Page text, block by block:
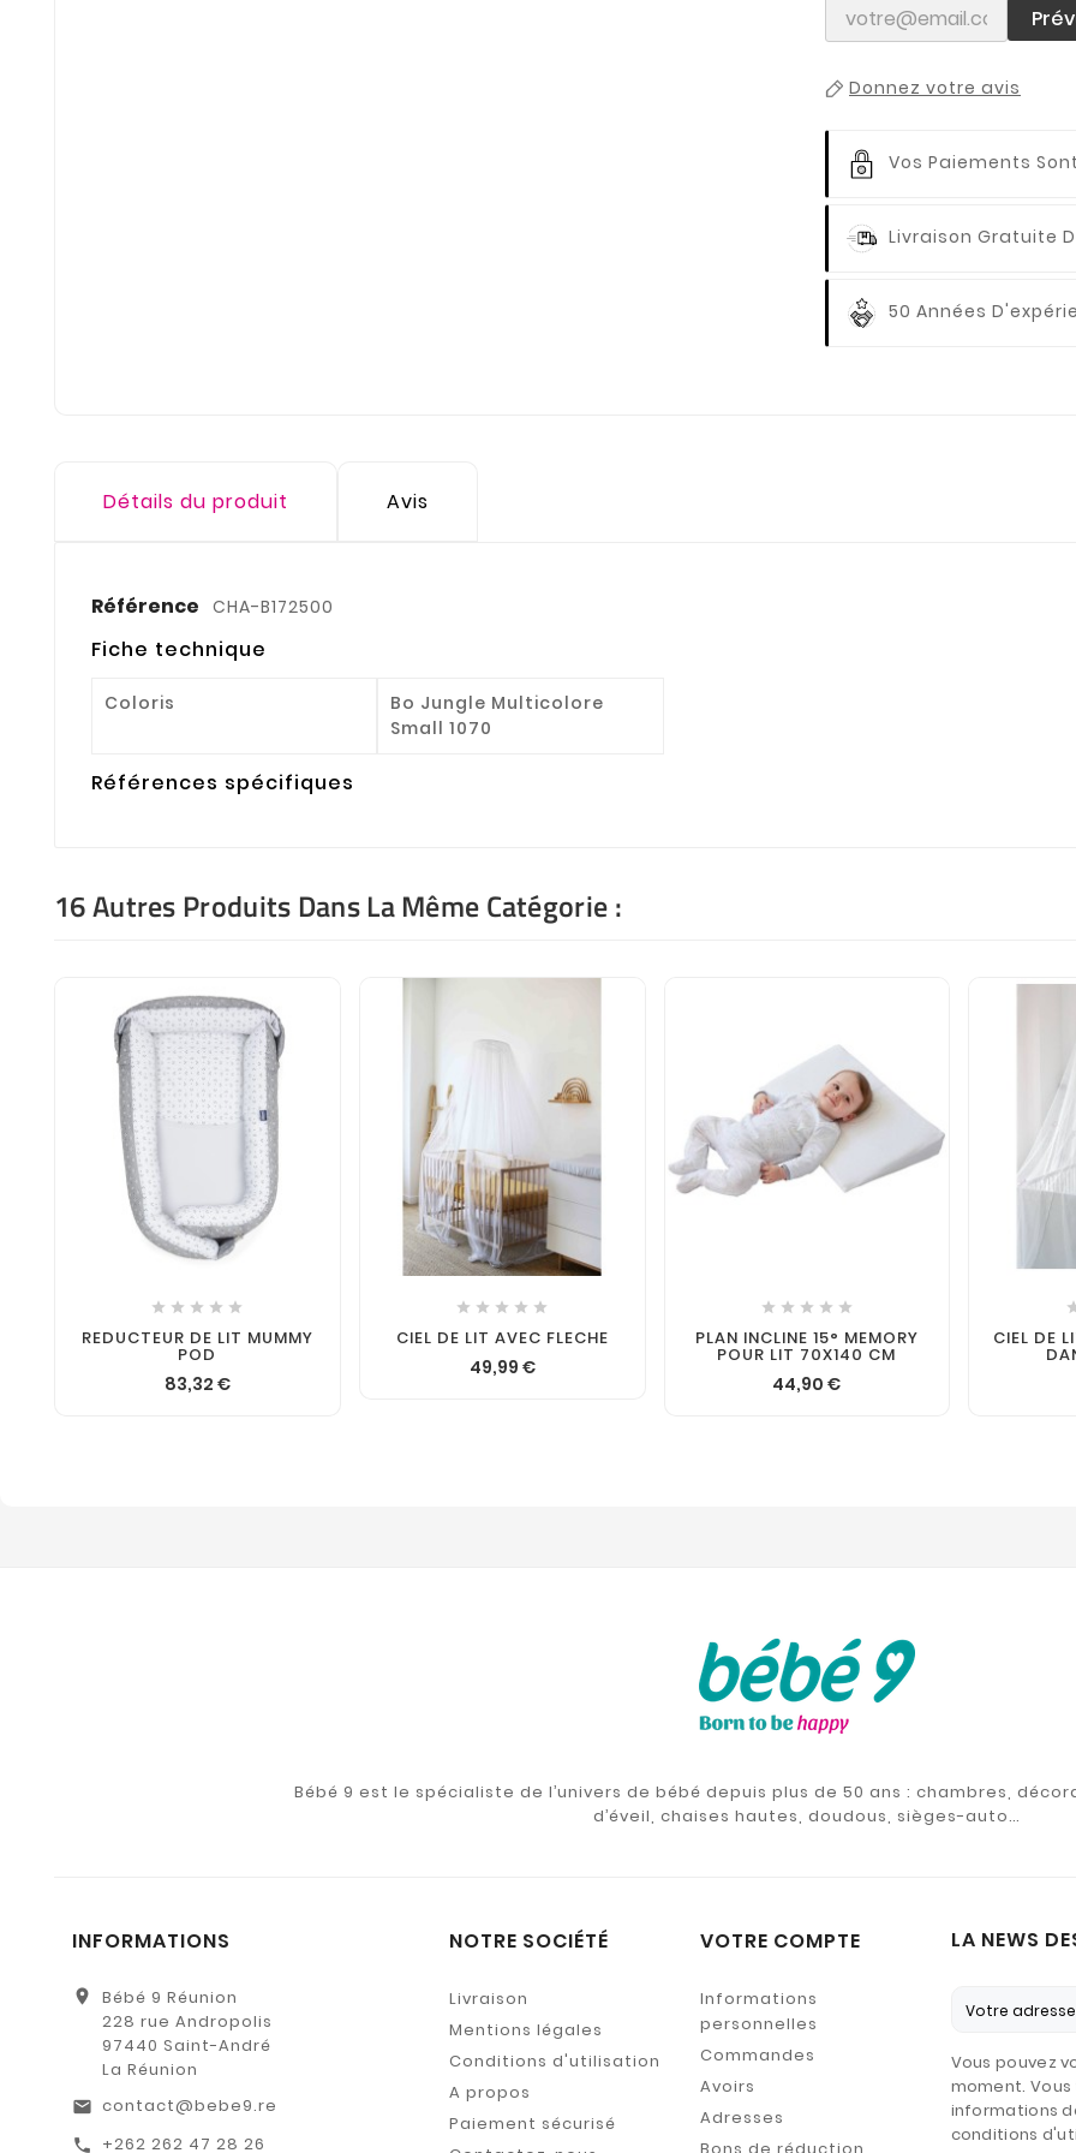
Donnez votre avis
Vos Paiements
Livraison Gratuite
50 Années
Détails du produit Avis
Référence CHA-B172500
Fiche technique
Coloris
Bo Jungle Multicolore
Small 1070
Références spécifiques
16 Autres Produits Dans La Même Catégorie :

    
REDUCTEUR DE LIT MUMMY
POD
83,32 €
    
CIEL DE LIT AVEC FLECHE
49,99 €
    
PLAN INCLINE 15° MEMORY
POUR LIT 70X140 CM
44,90 €
CIEL DE
Bébé 9 est le spécialiste de l’univers de bébé depuis plus de 50 ans : chambres,
d’éveil, chaises hautes, doudous, sièges-auto…
INFORMATIONS
location_on
Bébé 9 Réunion
228 rue Andropolis
97440 Saint-André
La Réunion
email contact@bebe9.re
call +262 262 47 28 26
NOTRE SOCIÉTÉ
Livraison
Mentions légales
Conditions d'utilisation
A propos
Paiement sécurisé
VOTRE COMPTE
Informations
personnelles
Commandes
Avoirs
Adresses
LA NEWS
Vous pouvez
moment.
informations
conditions